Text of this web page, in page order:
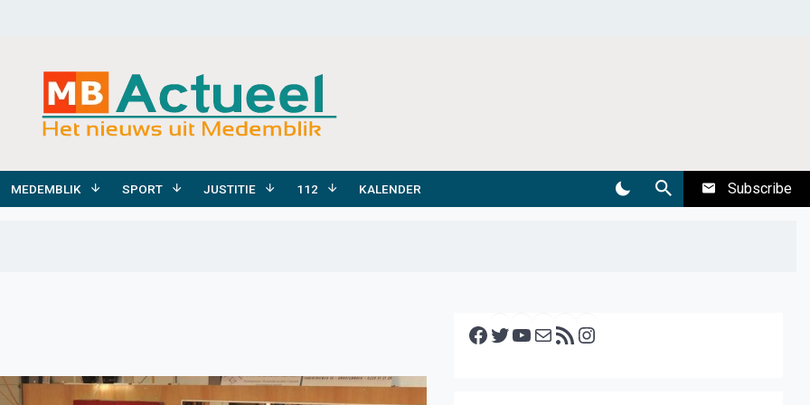
MEDEMBLIK SPORT JUSTITIE 112 KALENDER Subscribe
Facebook Twitter YouTube E-mail RSS feed